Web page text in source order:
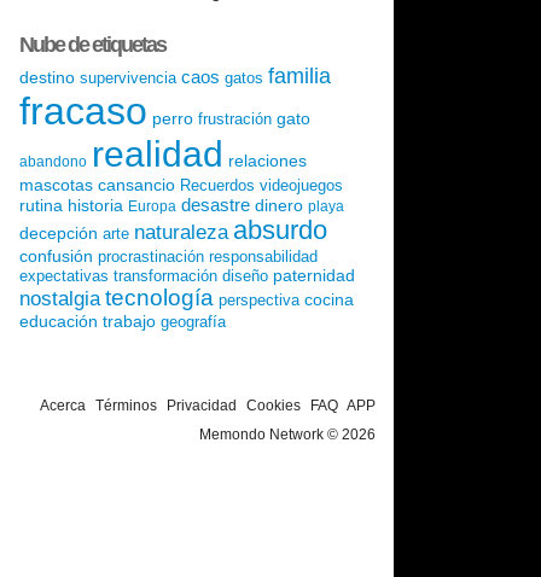
Nube de etiquetas
destino supervivencia caos gatos familia
fracaso perro frustración gato
abandono realidad relaciones
mascotas cansancio Recuerdos videojuegos
rutina historia Europa desastre dinero playa
decepción arte naturaleza absurdo
confusión procrastinación responsabilidad
expectativas transformación diseño paternidad
nostalgia tecnología perspectiva cocina
educación trabajo geografía
Acerca Términos Privacidad Cookies FAQ APP
Memondo Network © 2026